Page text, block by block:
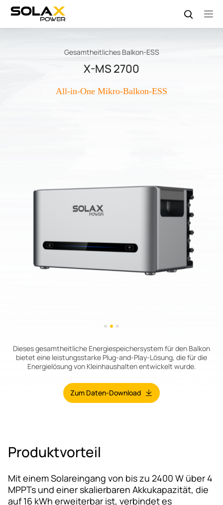
Gesamtheitliches Balkon-ESS
X-MS 2700
All-in-One Mikro-Balkon-ESS
Dieses gesamtheitliche Energiespeichersystem für den Balkon
bietet eine leistungsstarke Plug-and-Play-Lösung, die für die
Energielösung von Kleinhaushalten entwickelt wurde.
Zum Daten-Download
Produktvorteil
Mit einem Solareingang von bis zu 2400 W über 4
MPPTs und einer skalierbaren Akkukapazität, die
auf 16 kWh erweiterbar ist, verbindet es